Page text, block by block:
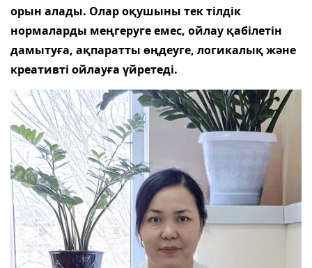
орын алады. Олар оқушыны тек тілдік
нормаларды меңгеруге емес, ойлау қабілетін
дамытуға, ақпаратты өңдеуге, логикалық және
креативті ойлауға үйретеді.